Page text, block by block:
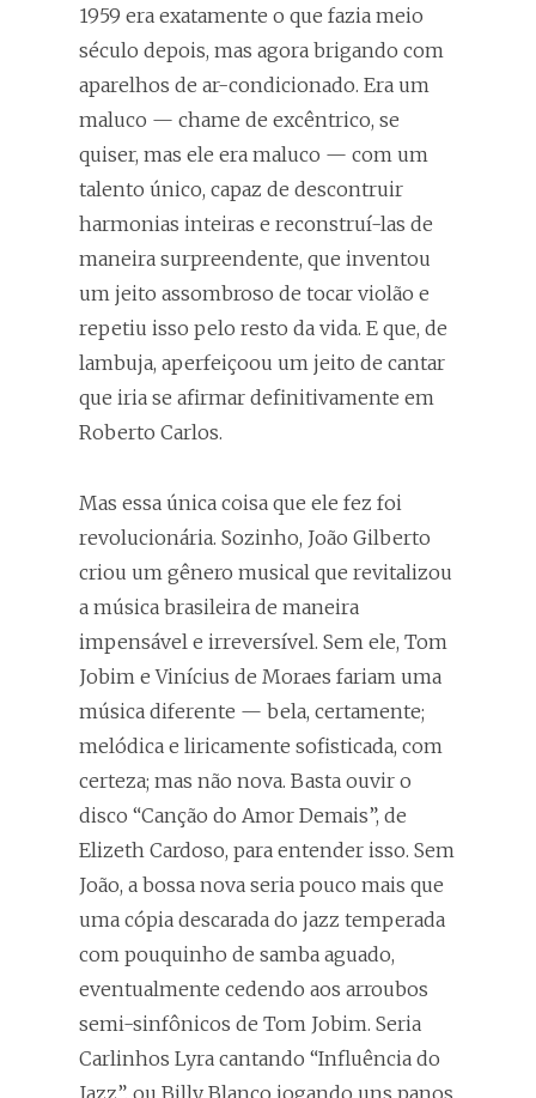
1959 era exatamente o que fazia meio
século depois, mas agora brigando com
aparelhos de ar-condicionado. Era um
maluco — chame de excêntrico, se
quiser, mas ele era maluco — com um
talento único, capaz de descontruir
harmonias inteiras e reconstruí-las de
maneira surpreendente, que inventou
um jeito assombroso de tocar violão e
repetiu isso pelo resto da vida. E que, de
lambuja, aperfeiçoou um jeito de cantar
que iria se afirmar definitivamente em
Roberto Carlos.
Mas essa única coisa que ele fez foi
revolucionária. Sozinho, João Gilberto
criou um gênero musical que revitalizou
a música brasileira de maneira
impensável e irreversível. Sem ele, Tom
Jobim e Vinícius de Moraes fariam uma
música diferente — bela, certamente;
melódica e liricamente sofisticada, com
certeza; mas não nova. Basta ouvir o
disco “Canção do Amor Demais”, de
Elizeth Cardoso, para entender isso. Sem
João, a bossa nova seria pouco mais que
uma cópia descarada do jazz temperada
com pouquinho de samba aguado,
eventualmente cedendo aos arroubos
semi-sinfônicos de Tom Jobim. Seria
Carlinhos Lyra cantando “Influência do
Jazz”, ou Billy Blanco jogando uns panos